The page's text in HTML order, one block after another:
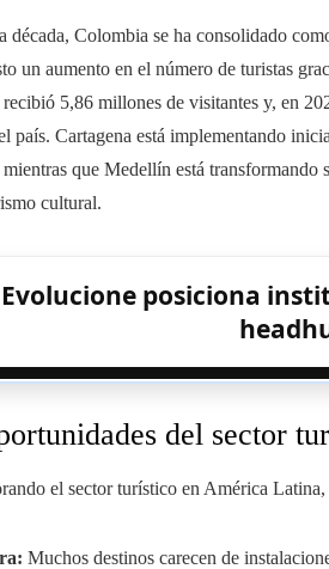
década, Colombia se ha consolidado
un aumento en el número de turistas
5,86 millones de visitantes y, en
país. Cartagena está implementando
que Medellín está
cultural.
Evolucione posiciona
del sector
el sector turístico en América
Muchos destinos carecen de